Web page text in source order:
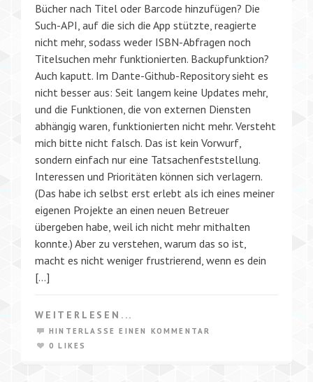
Bücher nach Titel oder Barcode hinzufügen? Die
Such-API, auf die sich die App stützte, reagierte
nicht mehr, sodass weder ISBN-Abfragen noch
Titelsuchen mehr funktionierten. Backupfunktion?
Auch kaputt. Im Dante-Github-Repository sieht es
nicht besser aus: Seit langem keine Updates mehr,
und die Funktionen, die von externen Diensten
abhängig waren, funktionierten nicht mehr. Versteht
mich bitte nicht falsch. Das ist kein Vorwurf,
sondern einfach nur eine Tatsachenfeststellung.
Interessen und Prioritäten können sich verlagern.
(Das habe ich selbst erst erlebt als ich eines meiner
eigenen Projekte an einen neuen Betreuer
übergeben habe, weil ich nicht mehr mithalten
konnte.) Aber zu verstehen, warum das so ist,
macht es nicht weniger frustrierend, wenn es dein
[…]
WEITERLESEN...
HINTERLASSE EINEN KOMMENTAR
0 LIKES